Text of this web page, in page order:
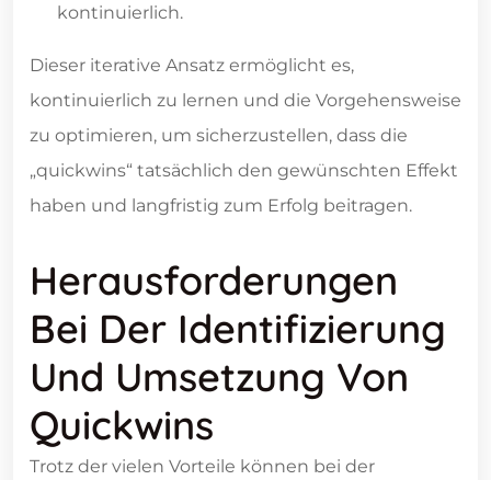
kontinuierlich.
Dieser iterative Ansatz ermöglicht es,
kontinuierlich zu lernen und die Vorgehensweise
zu optimieren, um sicherzustellen, dass die
„quickwins“ tatsächlich den gewünschten Effekt
haben und langfristig zum Erfolg beitragen.
Herausforderungen
Bei Der Identifizierung
Und Umsetzung Von
Quickwins
Trotz der vielen Vorteile können bei der